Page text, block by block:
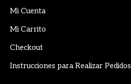
in
window
in
window
Mi Cuenta
Mi Carrito
Checkout
Instrucciones para Realizar Pedidos